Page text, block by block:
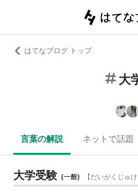
はてなブログ トップ
大
言葉の解説 ネットで話題
大学受験 (一般) 【だいがくじゅ